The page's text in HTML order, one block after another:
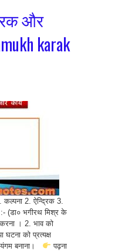
और
karak
कल्पना 2. ऐन्द्रिक 3.
:- (डा० भगीरथ मिश्र के
करना । 2. भाव को
घटना को प्रत्यक्ष
बनाना।
पढ़ना